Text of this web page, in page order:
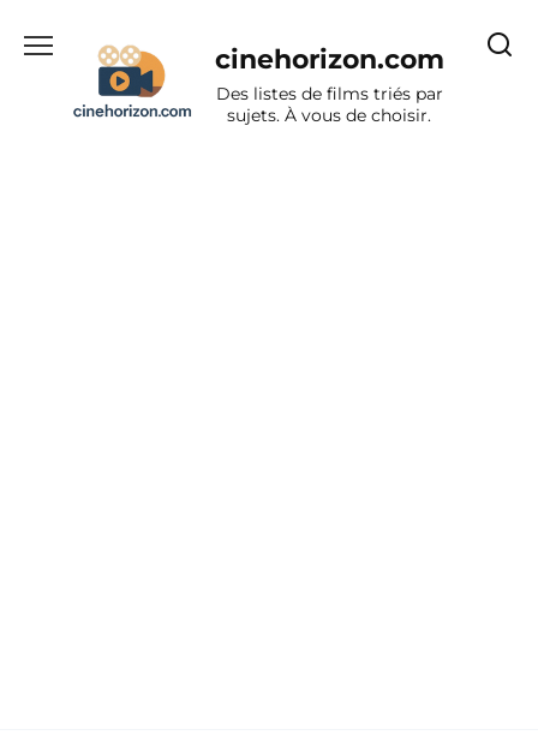
cinehorizon.com
Des listes de films triés par
sujets. À vous de choisir.